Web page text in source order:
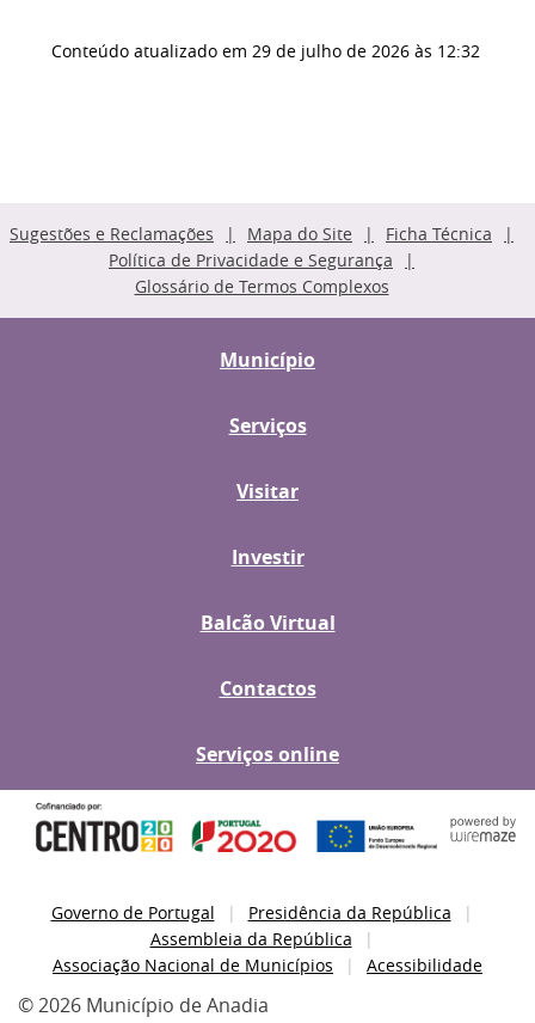
Conteúdo atualizado em 29 de julho de 2026 às 12:32
Sugestões e Reclamações Mapa do Site
Ficha Técnica
Política de Privacidade e Segurança
Glossário de Termos Complexos
Município
Serviços
Visitar
Investir
Balcão Virtual
Contactos
Serviços online
Governo de Portugal
Presidência da República
Assembleia da República
Associação Nacional de Municípios
Acessibilidade
© 2026 Município de Anadia